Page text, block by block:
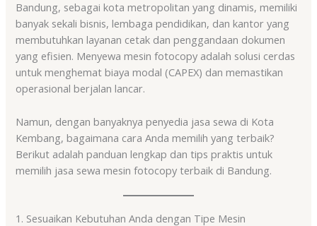
Bandung, sebagai kota metropolitan yang dinamis, memiliki
banyak sekali bisnis, lembaga pendidikan, dan kantor yang
membutuhkan layanan cetak dan penggandaan dokumen
yang efisien. Menyewa mesin fotocopy adalah solusi cerdas
untuk menghemat biaya modal (CAPEX) dan memastikan
operasional berjalan lancar.
Namun, dengan banyaknya penyedia jasa sewa di Kota
Kembang, bagaimana cara Anda memilih yang terbaik?
Berikut adalah panduan lengkap dan tips praktis untuk
memilih jasa sewa mesin fotocopy terbaik di Bandung.
1. Sesuaikan Kebutuhan Anda dengan Tipe Mesin